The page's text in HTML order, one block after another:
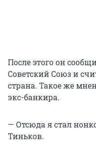
После этого он
Советский Союз и
страна. Такое же
экс-банкира.
— Отсюда я стал
Тиньков.